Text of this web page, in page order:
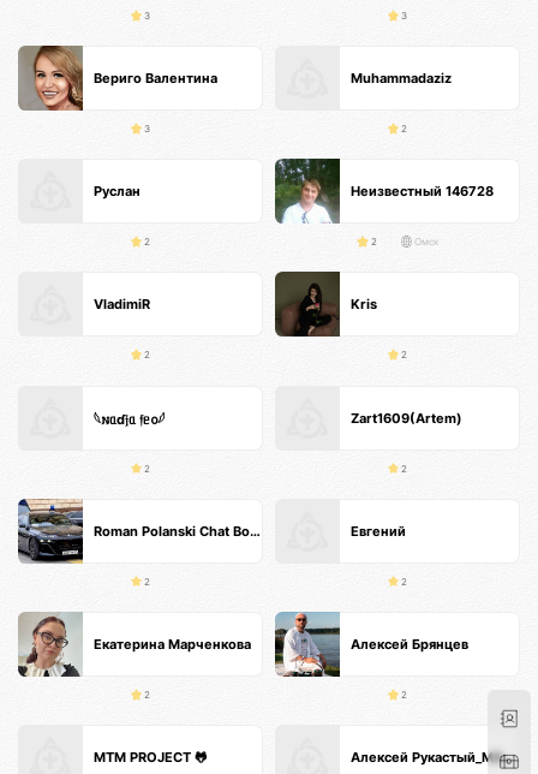
3 3
Вериго Валентина
3
Muhammadaziz
2
Руслан
2
Неизвестный 146728
2 Омск
VladimiR
2
Kris
2
𓆩𐌽ᥲɗ𝔧ᥲ 𝔣ᥱ᧐𓆪
2
Zart1609(Artem)
2
Roman Polanski Chat Bot GPT GXII
2
Евгений
2
Екатерина Марченкова
2
Алексей Брянцев
2
MTM PROJECT 🐸 Алексей Рукастый_МАССАЖИСТ